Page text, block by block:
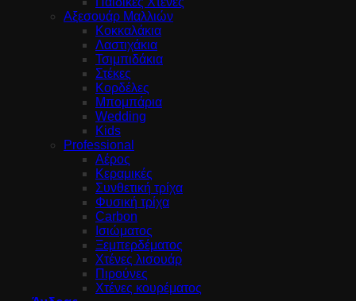
Αξεσουάρ Μαλλιών
Κοκκαλάκια
Λαστιχάκια
Τσιμπιδάκια
Στέκες
Κορδέλες
Μπομπάρια
Wedding
Kids
Professional
Αέρος
Κεραμικές
Συνθετική τρίχα
Φυσική τρίχα
Carbon
Ισιώματος
Ξεμπερδέματος
Χτένες λισουάρ
Πιρούνες
Χτένες κουρέματος